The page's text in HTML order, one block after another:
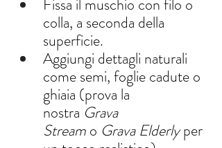
Fissa il muschio con filo o
colla, a seconda della
superficie.
Aggiungi dettagli naturali
come semi, foglie cadute o
ghiaia (prova la
nostra Grava
Stream o Grava Elderly per